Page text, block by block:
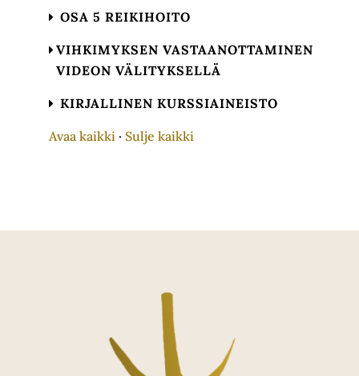
OSA 5 REIKIHOITO
VIHKIMYKSEN VASTAANOTTAMINEN
VIDEON VÄLITYKSELLÄ
KIRJALLINEN KURSSIAINEISTO
Avaa kaikki · Sulje kaikki